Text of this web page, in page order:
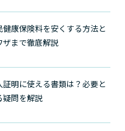
康保険料を安くする方法と
ザまで徹底解説
明に使える書類は？必要と
疑問を解説